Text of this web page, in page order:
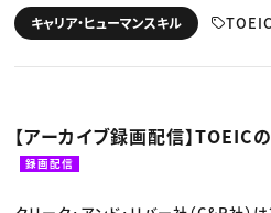
動画配信・映像制作
編集・ライティング
ディレクション
TOP Creator’s コラム トップ
Webクリエイター
ゲームクリエイター
クリエイターインタビュー
C＆R Magazine
セミナー
ニュース・トレンド トップ
Web
映像
広告
キャリア・ヒューマンスキル TOEIC
【アーカイブ録画配信】TOEIC
録画配信